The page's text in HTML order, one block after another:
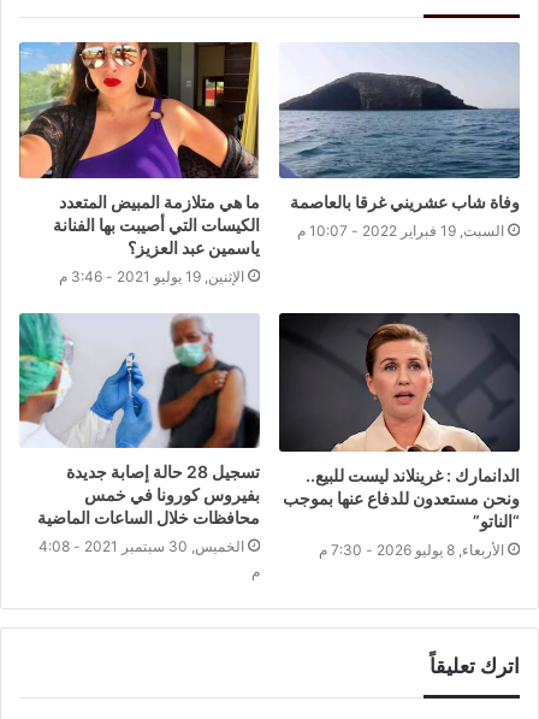
وفاة شاب عشريني غرقا بالعاصمة
السبت, 19 فبراير 2022 - 10:07 م
ما هي متلازمة المبيض المتعدد
الكيسات التي أصيبت بها الفنانة
ياسمين عبد العزيز؟
الإثنين, 19 يوليو 2021 - 3:46 م
الدانمارك : غرينلاند ليست للبيع..
ونحن مستعدون للدفاع عنها بموجب
“الناتو”
الأربعاء, 8 يوليو 2026 - 7:30 م
تسجيل 28 حالة إصابة جديدة
بفيروس كورونا في خمس
محافظات خلال الساعات الماضية
الخميس, 30 سبتمبر 2021 - 4:08
م
اترك تعليقاً